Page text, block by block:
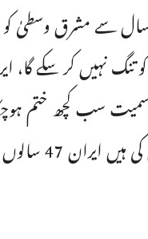
کا کہنا تھا کہ ایران نے47سال
کر سکے گا،
سمیت سب کچھ ختم
بنیاد پر